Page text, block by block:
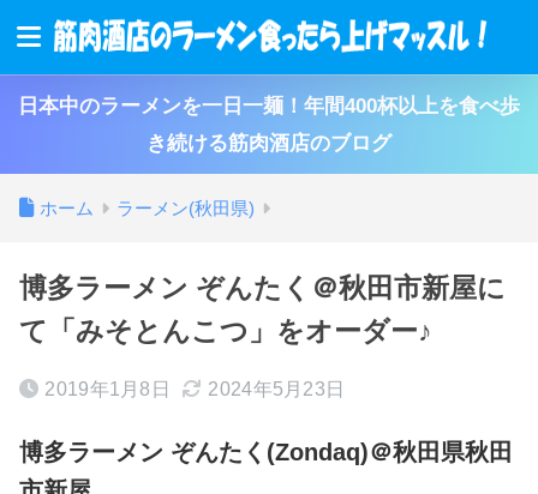
日本中のラーメンを一日一麺！年間400杯以上を食べ歩
き続ける筋肉酒店のブログ
ホーム ラーメン(秋田県)
博多ラーメン ぞんたく＠秋田市新屋に
て「みそとんこつ」をオーダー♪
2019年1月8日 2024年5月23日
博多ラーメン ぞんたく(Zondaq)＠秋田県秋田